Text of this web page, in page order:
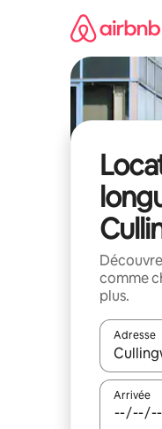
comme
plus.
Adresse
Arrivée